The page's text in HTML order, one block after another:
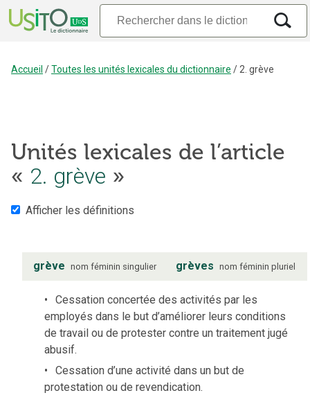
Accueil /Toutes les unités lexicales du dictionnaire / 2. grève
Unités lexicales de l’article
« 2. grève »
Afficher les définitions
grève nom féminin singulier grèves nom féminin pluriel
Cessation concertée des activités par les
employés dans le but d’améliorer leurs conditions
de travail ou de protester contre un traitement jugé
abusif.
Cessation d’une activité dans un but de
protestation ou de revendication.